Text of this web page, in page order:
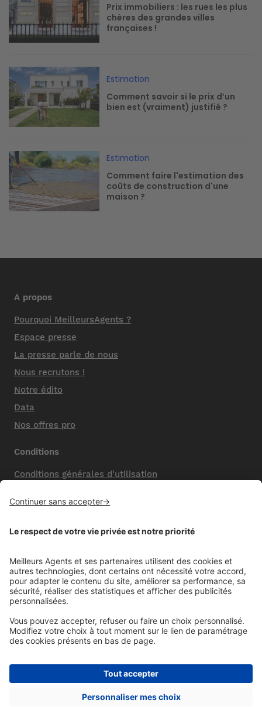
Prix immobiliers : les rues les plus
chères des grandes villes
françaises !
Image
Estimation
Comment savoir si le prix d’un
bien est (vraiment) justifié ?
Image
Estimation
Comment faire l'estimation des
coûts de construction d'une
maison ?
A propos
Pourquoi MeilleursAgents ?
Espace presse
La presse parle de nous
Nous recrutons !
Notre édito
Data
Nos offres pro
Conditions
Conditions générales d'utilisation
Nos honoraires de vente
Politique de confidentialité
Mentions comparateur
Aide
Contactez-nous